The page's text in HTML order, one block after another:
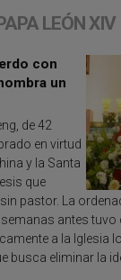
LEÓN XIV
con
un
de 42
en virtud
y la Santa
que
sin pastor. La
antes tuvo
a la Iglesia
busca eliminar la